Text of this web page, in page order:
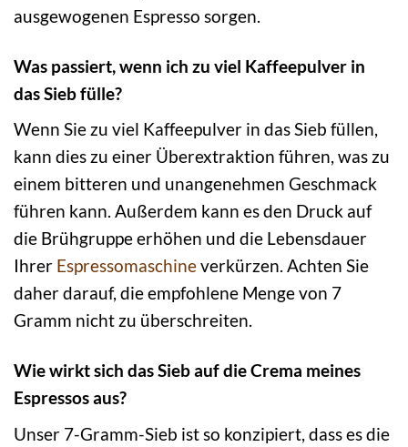
ausgewogenen Espresso sorgen.
Was passiert, wenn ich zu viel Kaffeepulver in
das Sieb fülle?
Wenn Sie zu viel Kaffeepulver in das Sieb füllen,
kann dies zu einer Überextraktion führen, was zu
einem bitteren und unangenehmen Geschmack
führen kann. Außerdem kann es den Druck auf
die Brühgruppe erhöhen und die Lebensdauer
Ihrer Espressomaschineverkürzen. Achten Sie
daher darauf, die empfohlene Menge von 7
Gramm nicht zu überschreiten.
Wie wirkt sich das Sieb auf die Crema meines
Espressos aus?
Unser 7-Gramm-Sieb ist so konzipiert, dass es die